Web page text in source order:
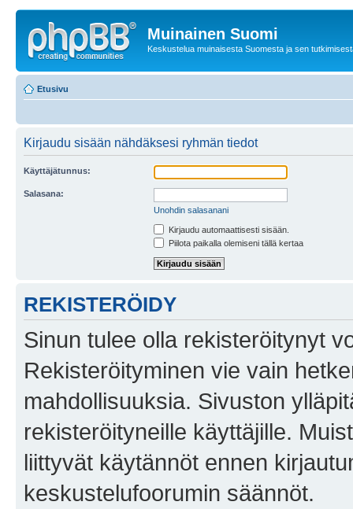
Muinainen Suomi
Keskustelua muinaisesta Suomesta ja sen
Etusivu
Kirjaudu sisään nähdäksesi ryhmän tiedot
Käyttäjätunnus:
Salasana:
Unohdin salasanani
Kirjaudu automaattisesti sisään.
Piilota paikalla olemiseni tällä kertaa
REKISTERÖIDY
Sinun tulee olla rekisteröitynyt
Rekisteröityminen vie vain
mahdollisuuksia. Sivuston
rekisteröityneille käyttäjille.
liittyvät käytännöt ennen
keskustelufoorumin säännöt.